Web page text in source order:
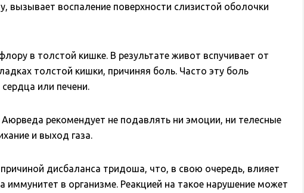
вызывает воспаление поверхности слизистой оболочки
в толстой кишке. В результате живот вспучивает от
толстой кишки, причиняя боль. Часто эту боль
или печени.
рекомендует не подавлять ни эмоции, ни телесные
и выход газа.
дисбаланса тридоша, что, в свою очередь, влияет
иммунитет в организме. Реакцией на такое нарушение может